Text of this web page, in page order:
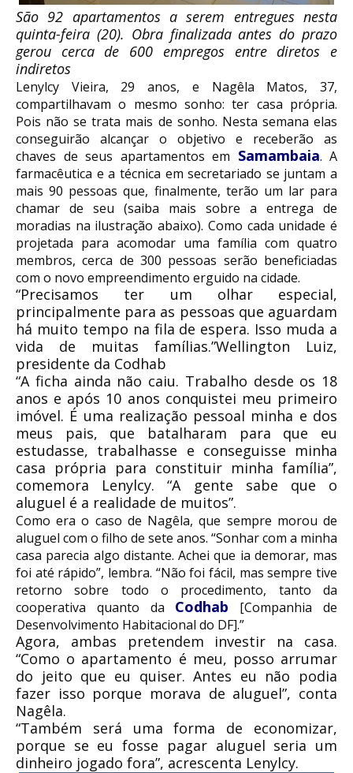
São 92 apartamentos a serem entregues nesta
quinta-feira (20). Obra finalizada antes do prazo
gerou cerca de 600 empregos entre diretos e
indiretos
Lenylcy Vieira, 29 anos, e Nagêla Matos, 37,
compartilhavam o mesmo sonho: ter casa própria.
Pois não se trata mais de sonho. Nesta semana elas
conseguirão alcançar o objetivo e receberão as
chaves de seus apartamentos em Samambaia. A
farmacêutica e a técnica em secretariado se juntam a
mais 90 pessoas que, finalmente, terão um lar para
chamar de seu (saiba mais sobre a entrega de
moradias na ilustração abaixo). Como cada unidade é
projetada para acomodar uma família com quatro
membros, cerca de 300 pessoas serão beneficiadas
com o novo empreendimento erguido na cidade.
“Precisamos ter um olhar especial,
principalmente para as pessoas que aguardam
há muito tempo na fila de espera. Isso muda a
vida de muitas famílias.”Wellington Luiz,
presidente da Codhab
“A ficha ainda não caiu. Trabalho desde os 18
anos e após 10 anos conquistei meu primeiro
imóvel. É uma realização pessoal minha e dos
meus pais, que batalharam para que eu
estudasse, trabalhasse e conseguisse minha
casa própria para constituir minha família”,
comemora Lenylcy. “A gente sabe que o
aluguel é a realidade de muitos”.
Como era o caso de Nagêla, que sempre morou de
aluguel com o filho de sete anos. “Sonhar com a minha
casa parecia algo distante. Achei que ia demorar, mas
foi até rápido”, lembra. “Não foi fácil, mas sempre tive
retorno sobre todo o procedimento, tanto da
cooperativa quanto da Codhab [Companhia de
Desenvolvimento Habitacional do DF].”
Agora, ambas pretendem investir na casa.
“Como o apartamento é meu, posso arrumar
do jeito que eu quiser. Antes eu não podia
fazer isso porque morava de aluguel”, conta
Nagêla.
“Também será uma forma de economizar,
porque se eu fosse pagar aluguel seria um
dinheiro jogado fora”, acrescenta Lenylcy.